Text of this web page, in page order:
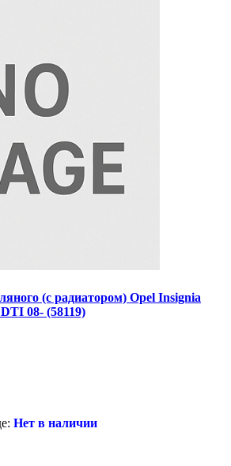
(с радиатором) Opel Insignia
08- (58119)
Нет в наличии